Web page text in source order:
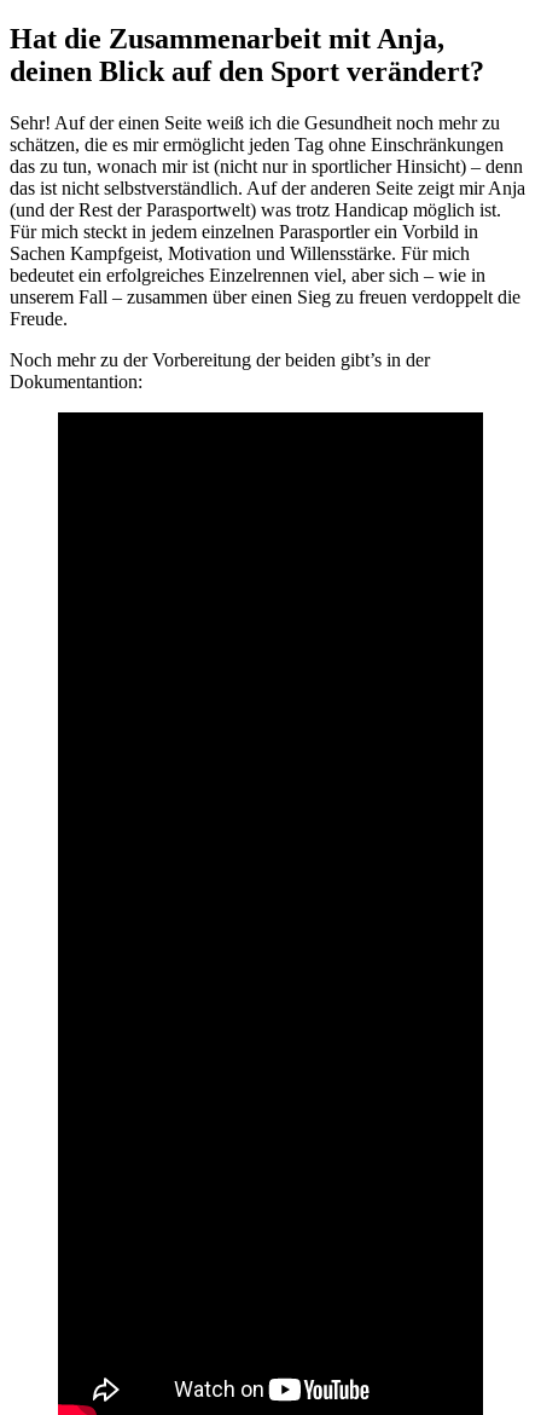
Hat die Zusammenarbeit mit Anja,
deinen Blick auf den Sport verändert?
Sehr! Auf der einen Seite weiß ich die Gesundheit noch mehr zu
schätzen, die es mir ermöglicht jeden Tag ohne Einschränkungen
das zu tun, wonach mir ist (nicht nur in sportlicher Hinsicht) – denn
das ist nicht selbstverständlich. Auf der anderen Seite zeigt mir Anja
(und der Rest der Parasportwelt) was trotz Handicap möglich ist.
Für mich steckt in jedem einzelnen Parasportler ein Vorbild in
Sachen Kampfgeist, Motivation und Willensstärke. Für mich
bedeutet ein erfolgreiches Einzelrennen viel, aber sich – wie in
unserem Fall – zusammen über einen Sieg zu freuen verdoppelt die
Freude.
Noch mehr zu der Vorbereitung der beiden gibt’s in der
Dokumentantion: